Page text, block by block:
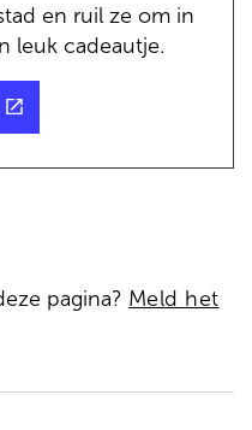
en ruil ze om in
leuk cadeautje.
(externe
pagina? Meld het